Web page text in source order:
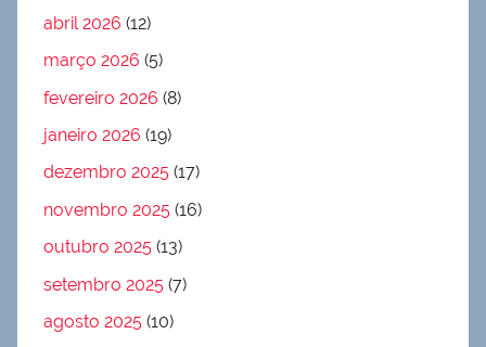
abril 2026 (12)
março 2026 (5)
fevereiro 2026 (8)
janeiro 2026 (19)
dezembro 2025 (17)
novembro 2025 (16)
outubro 2025 (13)
setembro 2025 (7)
agosto 2025 (10)